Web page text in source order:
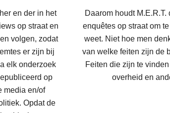
en der in het
op straat en
volgen, zodat
er zijn bij
elk onderzoek
op
media en/of
Opdat de
Daarom houdt
enquêtes op straat om
weet. Niet hoe men
van welke feiten zijn de
Feiten die zijn te
overheid en